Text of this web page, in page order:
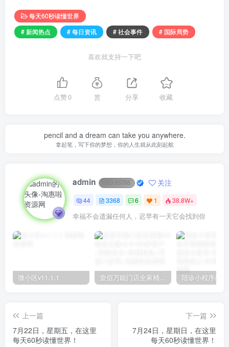
每天60秒读懂世界
# 新闻热点
# 每日资讯 # 社会事件 # 国际局势
喜欢就支持一下吧
点赞0 赏 分享 收藏
pencil and a dream can take you anywhere.
拿起笔，写下你的梦想，你的人生就从此刻起航
admin 65785 关注
44 3368 6 1 38.8W+
幸福不会遗漏任何人，迟早有一天它会找到你
微小区v11.1.1 壹佰万能门店全家桶10套独立版v2.6.68(​多商户+智能名片+智慧轻站+万能门店等)
上一篇
7月22日，星期五，在这里
每天60秒读懂世界！
下一篇
7月24日，星期日，在这里
每天60秒读懂世界！